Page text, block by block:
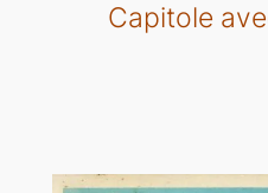
Capitole